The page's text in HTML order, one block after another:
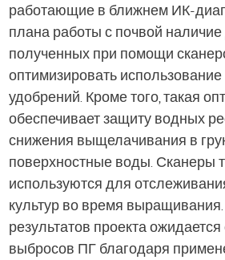
работающие в ближнем ИК-
плана работы с почвой
полученных при помощи
оптимизировать
удобрений. Кроме того, такая
обеспечивает защиту водных
снижения выщелачивания в
поверхностные воды. Сканеры
используются для
культур во время
результатов проекта
выбросов ПГ благодаря